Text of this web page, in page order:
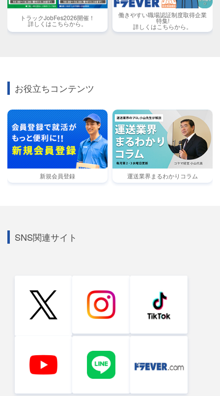
トラックJobFes2026開催！
詳しくはこちらから。
働きやすい職場認証制度取得企業
特集!
詳しくはこちらから。
お役立ちコンテンツ
新規会員登録 運送業界まるわかりコラム
SNS関連サイト